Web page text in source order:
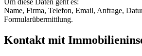
Um diese Daten geht es:
Name, Firma, Telefon, Email, Anfrage,
Formularübermittlung.
Kontakt mit